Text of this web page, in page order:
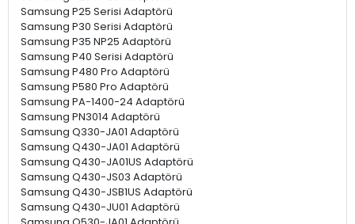
Samsung P25 Serisi Adaptörü
Samsung P30 Serisi Adaptörü
Samsung P35 NP25 Adaptörü
Samsung P40 Serisi Adaptörü
Samsung P480 Pro Adaptörü
Samsung P580 Pro Adaptörü
Samsung PA-1400-24 Adaptörü
Samsung PN3014 Adaptörü
Samsung Q330-JA01 Adaptörü
Samsung Q430-JA01 Adaptörü
Samsung Q430-JA01US Adaptörü
Samsung Q430-JS03 Adaptörü
Samsung Q430-JSB1US Adaptörü
Samsung Q430-JU01 Adaptörü